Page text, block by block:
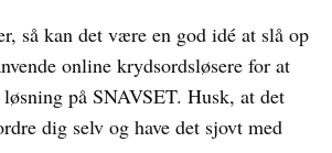
så kan det være en god idé at slå op
online krydsordsløsere for at
på SNAVSET. Husk, at det
dig selv og have det sjovt med